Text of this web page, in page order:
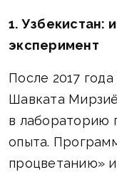
1. Узбекистан:
эксперимент
После 2017
Шавката
в лабораторию
опыта.
процветанию»